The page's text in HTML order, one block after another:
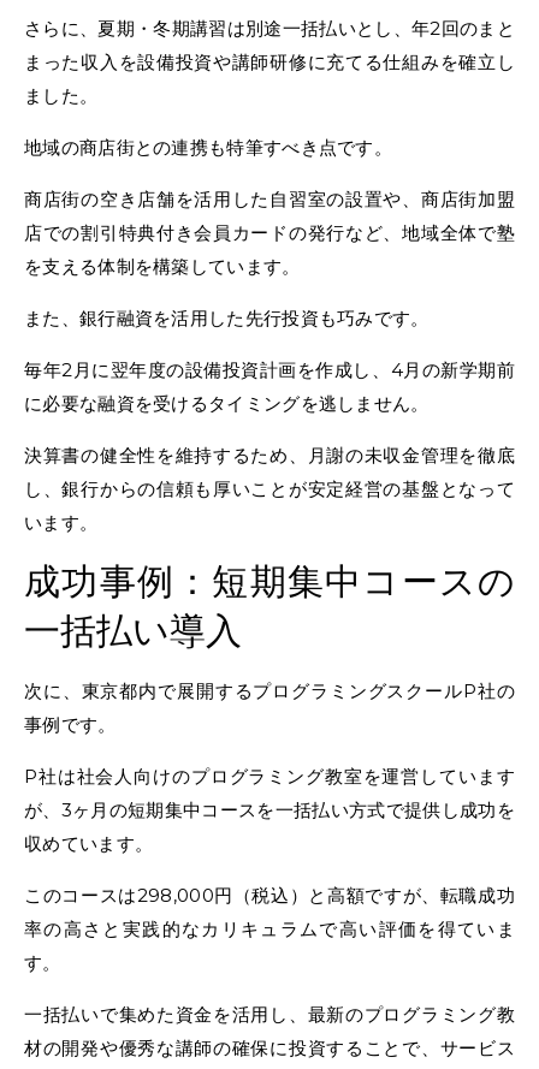
さらに、夏期・冬期講習は別途一括払いとし、年2回のまと
まった収入を設備投資や講師研修に充てる仕組みを確立し
ました。
地域の商店街との連携も特筆すべき点です。
商店街の空き店舗を活用した自習室の設置や、商店街加盟
店での割引特典付き会員カードの発行など、地域全体で塾
を支える体制を構築しています。
また、銀行融資を活用した先行投資も巧みです。
毎年2月に翌年度の設備投資計画を作成し、4月の新学期前
に必要な融資を受けるタイミングを逃しません。
決算書の健全性を維持するため、月謝の未収金管理を徹底
し、銀行からの信頼も厚いことが安定経営の基盤となって
います。
成功事例：短期集中コースの
一括払い導入
次に、東京都内で展開するプログラミングスクールP社の
事例です。
P社は社会人向けのプログラミング教室を運営しています
が、3ヶ月の短期集中コースを一括払い方式で提供し成功を
収めています。
このコースは298,000円（税込）と高額ですが、転職成功
率の高さと実践的なカリキュラムで高い評価を得ていま
す。
一括払いで集めた資金を活用し、最新のプログラミング教
材の開発や優秀な講師の確保に投資することで、サービス